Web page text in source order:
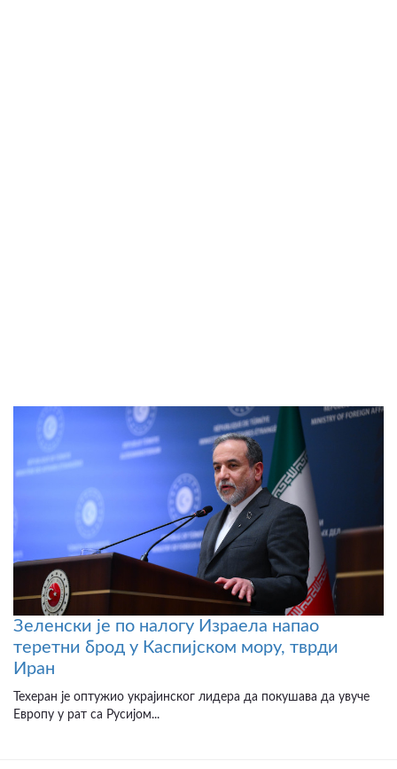
Зеленски је по налогу Израела напао
теретни брод у Каспијском мору, тврди
Иран
Техеран је оптужио украјинског лидера да покушава да увуче
Европу у рат са Русијом...